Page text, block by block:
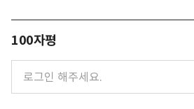
100자평